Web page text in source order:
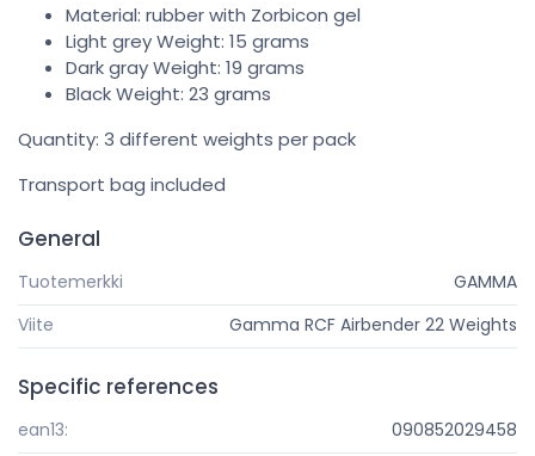
Material: rubber with Zorbicon gel
Light grey Weight: 15 grams
Dark gray Weight: 19 grams
Black Weight: 23 grams
Quantity: 3 different weights per pack
Transport bag included
General
Tuotemerkki
GAMMA
Viite
Gamma RCF Airbender 22 Weights
Specific references
ean13: 090852029458